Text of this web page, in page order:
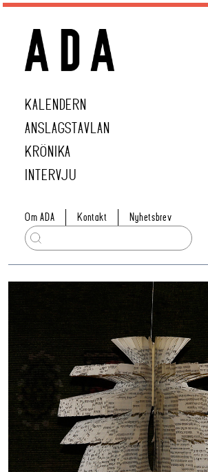
KALENDERN
ANSLAGSTAVLAN
KRÖNIKA
INTERVJU
Om ADA Kontakt Nyhetsbrev